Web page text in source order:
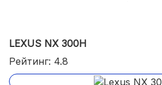
LEXUS NX 300H
Рейтинг: 4.8